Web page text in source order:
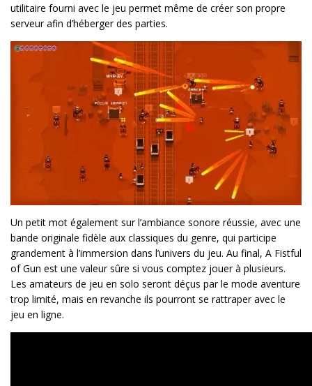
utilitaire fourni avec le jeu permet même de créer son propre
serveur afin d’héberger des parties.
Un petit mot également sur l’ambiance sonore réussie, avec une
bande originale fidèle aux classiques du genre, qui participe
grandement à l’immersion dans l’univers du jeu. Au final, A Fistful
of Gun est une valeur sûre si vous comptez jouer à plusieurs.
Les amateurs de jeu en solo seront déçus par le mode aventure
trop limité, mais en revanche ils pourront se rattraper avec le
jeu en ligne.